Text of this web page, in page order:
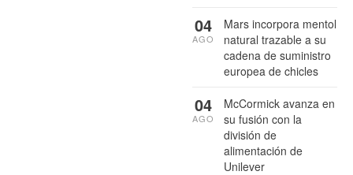
Mars incorpora mentol
natural trazable a su
cadena de suministro
europea de chicles
04
AGO
McCormick avanza en
su fusión con la
división de
alimentación de
Unilever
04
AGO